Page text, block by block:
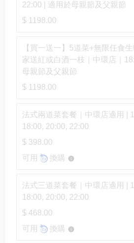
22:00 | 適用於母親節及父親節
$ 1198.00
【買一送一】5道菜+無限任食
家送紅或白酒一枝｜中環店｜
母親節及父親節
$ 1198.00
法式兩道菜套餐｜中環店適用 |
18:00, 20:00, 22:00
$ 398.00
可用
換購
法式三道菜套餐｜中環店適用 |
18:00, 20:00, 22:00
$ 468.00
可用
換購